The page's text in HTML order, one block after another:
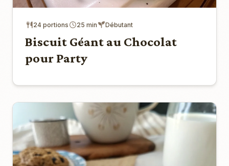
24 portions 25 min Débutant
Biscuit Géant au Chocolat
pour Party